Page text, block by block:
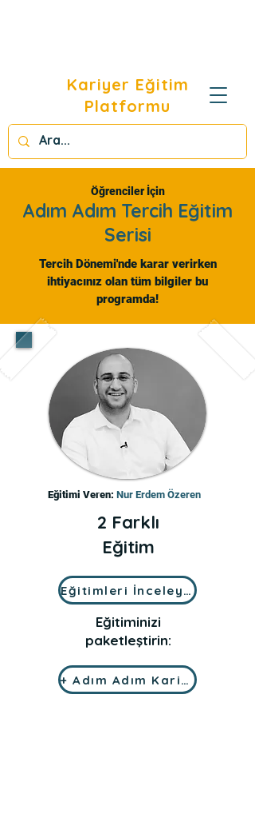
Kariyer Eğitim
Platformu
Öğrenciler İçin
Adım Adım Tercih Eğitim
Serisi
Tercih Dönemi'nde karar verirken
ihtiyacınız olan tüm bilgiler bu
programda!
Eğitimi Veren: Nur Erdem Özeren
2 Farklı
Eğitim
Eğitimleri İnceleyin
Eğitiminizi
paketleştirin:
+ Adım Adım Kariyer